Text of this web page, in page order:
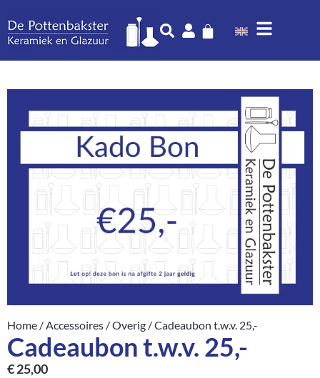
Home /Accessoires /Overig / Cadeaubon t.w.v. 25,-
Cadeaubon t.w.v. 25,-
€25,00